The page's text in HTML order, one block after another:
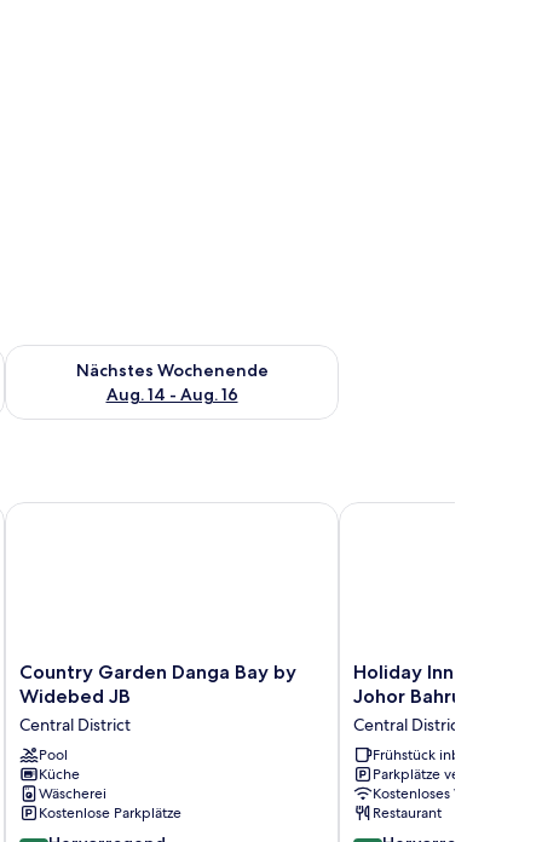
Aug. 7 - Aug. 9.
Nächstes Wochenende
Aug. 14 - Aug. 16
Überprüfe die Verfügbarkeit für nächstes Wochenende, Aug.
Country
Garden
Bay
by
Widebed
JB
Central
Country Garden Danga Bay by
Widebed JB
Central District
Pool
Küche
Wäscherei
Kostenlose Parkplätze
Country Garden Danga Bay by Widebed JB
Holiday
Inn
&
Suites
Johor
Bahru
by
Holiday Inn Express
Johor Bahru by IHG
Central District
Frühstück inbegriffen
Parkplätze verfügbar
Kostenloses WLAN
Restaurant
Holiday Inn Express &